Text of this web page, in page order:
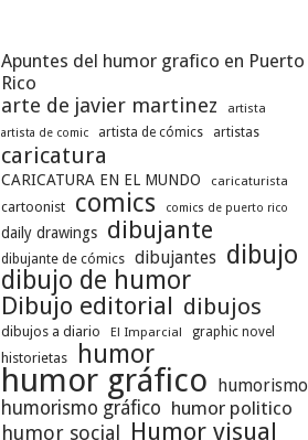
Apuntes del humor grafico en Puerto
Rico
arte de javier martinez
artista
artista de comic
artista de cómics artistas
caricatura
CARICATURA EN EL MUNDO caricaturista
cartoonist comics comics de puerto rico
daily drawings dibujante
dibujante de cómics dibujantes dibujo
dibujo de humor
Dibujo editorial dibujos
dibujos a diario El Imparcial graphic novel
historietas humor
humor gráfico humorismo
humorismo gráfico humor politico
humor social Humor visual